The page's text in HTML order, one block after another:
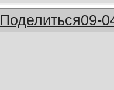
Поделиться09-